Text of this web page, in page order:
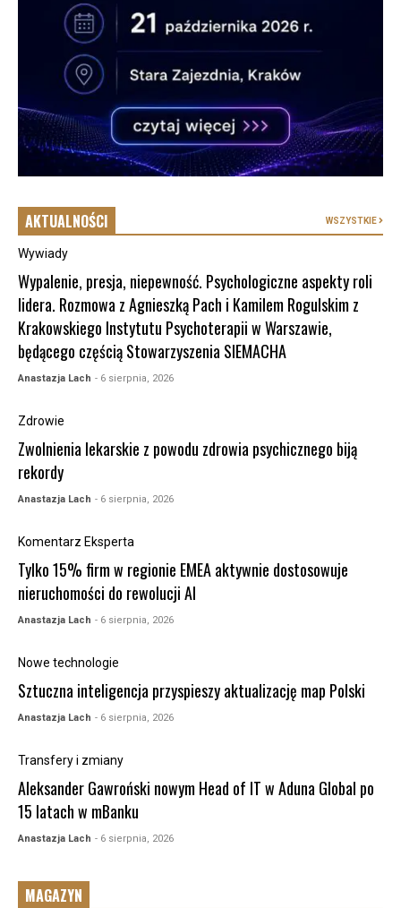
AKTUALNOŚCI WSZYSTKIE
Wywiady
Wypalenie, presja, niepewność. Psychologiczne aspekty roli
lidera. Rozmowa z Agnieszką Pach i Kamilem Rogulskim z
Krakowskiego Instytutu Psychoterapii w Warszawie,
będącego częścią Stowarzyszenia SIEMACHA
Anastazja Lach - 6 sierpnia, 2026
Zdrowie
Zwolnienia lekarskie z powodu zdrowia psychicznego biją
rekordy
Anastazja Lach - 6 sierpnia, 2026
Komentarz Eksperta
Tylko 15% firm w regionie EMEA aktywnie dostosowuje
nieruchomości do rewolucji AI
Anastazja Lach - 6 sierpnia, 2026
Nowe technologie
Sztuczna inteligencja przyspieszy aktualizację map Polski
Anastazja Lach - 6 sierpnia, 2026
Transfery i zmiany
Aleksander Gawroński nowym Head of IT w Aduna Global po
15 latach w mBanku
Anastazja Lach - 6 sierpnia, 2026
MAGAZYN